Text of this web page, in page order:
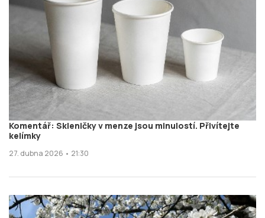
Komentář: Skleničky v menze jsou minulostí. Přivítejte
kelímky
27. dubna 2026 • 21:30